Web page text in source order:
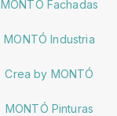
MONTÓ Fachadas
MONTÓ Industria
Crea by MONTÓ
MONTÓ Pinturas